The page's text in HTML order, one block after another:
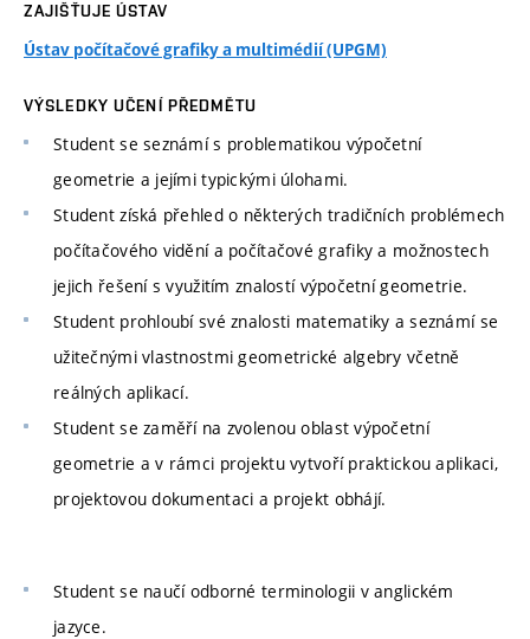
ZAJIŠŤUJE ÚSTAV
Ústav počítačové grafiky a multimédií (UPGM)
VÝSLEDKY UČENÍ PŘEDMĚTU
Student se seznámí s problematikou výpočetní
geometrie a jejími typickými úlohami.
Student získá přehled o některých tradičních problémech
počítačového vidění a počítačové grafiky a možnostech
jejich řešení s využitím znalostí výpočetní geometrie.
Student prohloubí své znalosti matematiky a seznámí se
užitečnými vlastnostmi geometrické algebry včetně
reálných aplikací.
Student se zaměří na zvolenou oblast výpočetní
geometrie a v rámci projektu vytvoří praktickou aplikaci,
projektovou dokumentaci a projekt obhájí.
Student se naučí odborné terminologii v anglickém
jazyce.